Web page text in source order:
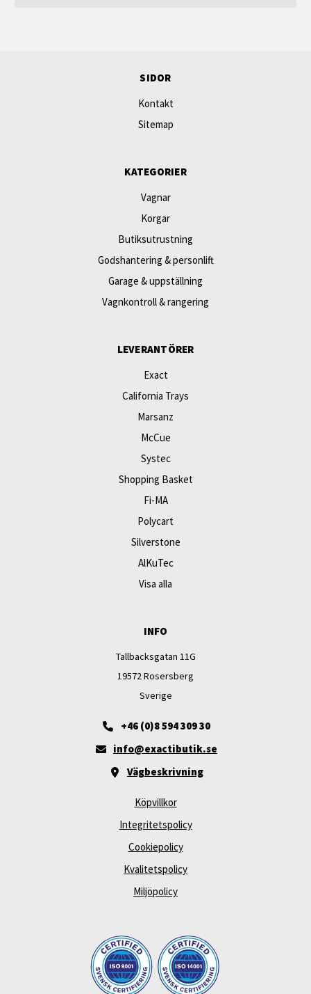
SIDOR
Kontakt
Sitemap
KATEGORIER
Vagnar
Korgar
Butiksutrustning
Godshantering & personlift
Garage & uppställning
Vagnkontroll & rangering
LEVERANTÖRER
Exact
California Trays
Marsanz
McCue
Systec
Shopping Basket
Fi-MA
Polycart
Silverstone
AlKuTec
Visa alla
INFO
Tallbacksgatan 11G
19572 Rosersberg
Sverige
+46 (0)8 594 309 30
info@exactibutik.se
Vägbeskrivning
Köpvillkor
Integritetspolicy
Cookiepolicy
Kvalitetspolicy
Miljöpolicy